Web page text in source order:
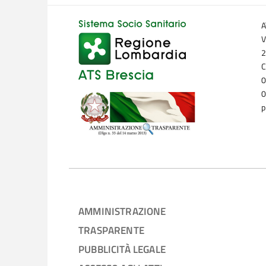
AMMINISTRAZIONE
TRASPARENTE
PUBBLICITÀ LEGALE